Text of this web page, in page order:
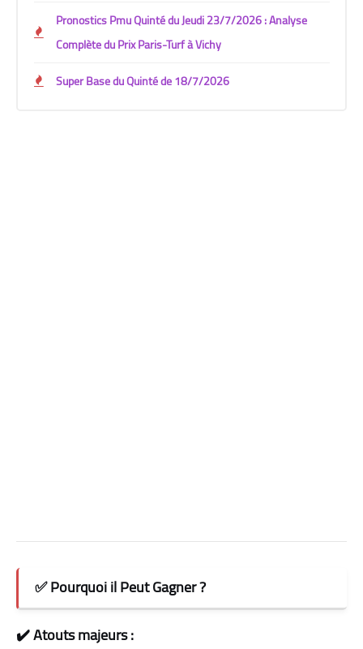
Pronostics Pmu Quinté du Jeudi 23/7/2026 : Analyse
Complète du Prix Paris-Turf à Vichy
Super Base du Quinté de 18/7/2026
✅ Pourquoi il Peut Gagner ?
✔️ Atouts majeurs :